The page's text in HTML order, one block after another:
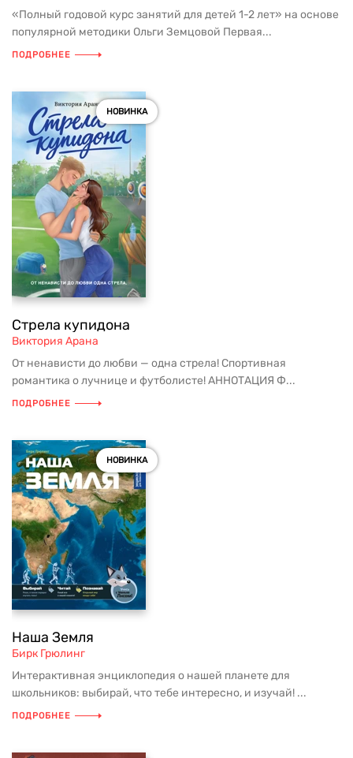
«Полный годовой курс занятий для детей 1-2 лет» на основе
популярной методики Ольги Земцовой Первая...
ПОДРОБНЕЕ
НОВИНКА
Стрела купидона
Виктория Арана
От ненависти до любви — одна стрела! Спортивная
романтика о лучнице и футболисте! АННОТАЦИЯ Ф...
ПОДРОБНЕЕ
НОВИНКА
Наша Земля
Бирк Грюлинг
Интерактивная энциклопедия о нашей планете для
школьников: выбирай, что тебе интересно, и изучай! ...
ПОДРОБНЕЕ